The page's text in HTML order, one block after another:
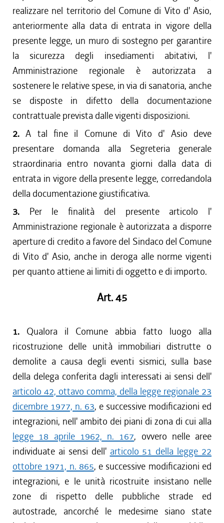
realizzare nel territorio del Comune di Vito d' Asio,
anteriormente alla data di entrata in vigore della
presente legge, un muro di sostegno per garantire
la sicurezza degli insediamenti abitativi, l'
Amministrazione regionale è autorizzata a
sostenere le relative spese, in via di sanatoria, anche
se disposte in difetto della documentazione
contrattuale prevista dalle vigenti disposizioni.
2. A tal fine il Comune di Vito d' Asio deve
presentare domanda alla Segreteria generale
straordinaria entro novanta giorni dalla data di
entrata in vigore della presente legge, corredandola
della documentazione giustificativa.
3. Per le finalità del presente articolo l'
Amministrazione regionale è autorizzata a disporre
aperture di credito a favore del Sindaco del Comune
di Vito d' Asio, anche in deroga alle norme vigenti
per quanto attiene ai limiti di oggetto e di importo.
Art. 45
1. Qualora il Comune abbia fatto luogo alla
ricostruzione delle unità immobiliari distrutte o
demolite a causa degli eventi sismici, sulla base
della delega conferita dagli interessati ai sensi dell'
articolo 42, ottavo comma, della legge regionale 23
dicembre 1977, n. 63, e successive modificazioni ed
integrazioni, nell' ambito dei piani di zona di cui alla
legge 18 aprile 1962, n. 167, ovvero nelle aree
individuate ai sensi dell' articolo 51 della legge 22
ottobre 1971, n. 865, e successive modificazioni ed
integrazioni, e le unità ricostruite insistano nelle
zone di rispetto delle pubbliche strade ed
autostrade, ancorché le medesime siano state